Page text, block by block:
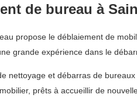
de bureau à
propose le déblaiement de
grande expérience dans le
nettoyage et débarras de
prêts à accueillir de